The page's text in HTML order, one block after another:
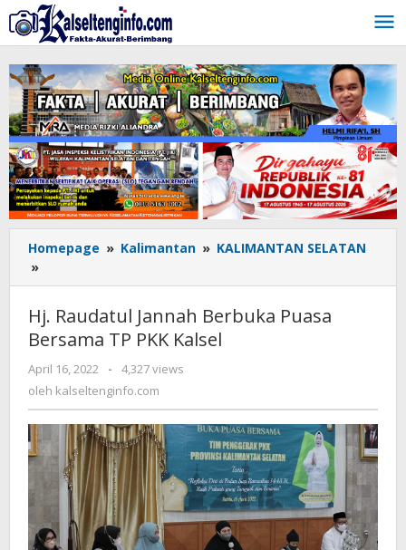
Lewati
ke
konten
Homepage » Kalimantan » KALIMANTAN SELATAN
»
Raudatul
Berbuka
Puasa
Bersama
PKK
Hj. Raudatul Jannah Berbuka Puasa
Bersama TP PKK Kalsel
April 16, 2022
oleh
kalseltenginfo.com
-
4,327 views
oleh kalseltenginfo.com